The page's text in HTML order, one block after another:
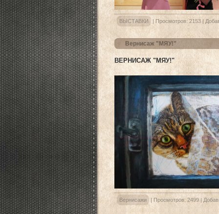
ВЫСТАВКИ | Просмотров: 2153|
Вернисаж "МЯУ!"
ВЕРНИСАЖ "МЯУ!"
Вернисажи | Просмотров: 2499|